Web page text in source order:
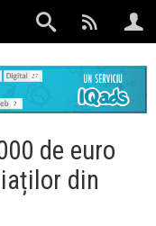
de euro
din